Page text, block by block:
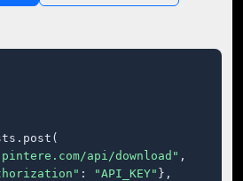
api/download" ,
: "API_KEY" },